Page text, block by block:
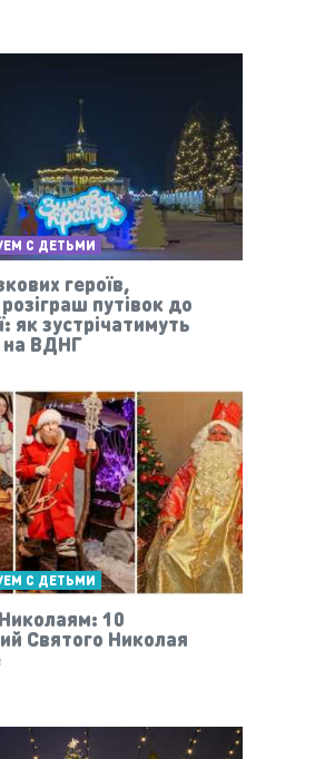
С ДЕТЬМИ
героїв,
путівок до
як зустрічатимуть
на ВДНГ
С ДЕТЬМИ
10
Святого Николая